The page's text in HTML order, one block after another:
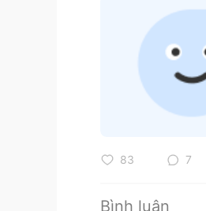
83 7
Bình luận